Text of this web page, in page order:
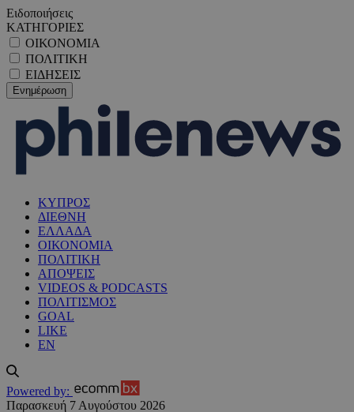
Ειδοποιήσεις
ΚΑΤΗΓΟΡΙΕΣ
ΟΙΚΟΝΟΜΙΑ
ΠΟΛΙΤΙΚΗ
ΕΙΔΗΣΕΙΣ
ΚΥΠΡΟΣ
ΔΙΕΘΝΗ
ΕΛΛΑΔΑ
ΟΙΚΟΝΟΜΙΑ
ΠΟΛΙΤΙΚΗ
ΑΠΟΨΕΙΣ
VIDEOS & PODCASTS
ΠΟΛΙΤΙΣΜΟΣ
GOAL
LIKE
EN
Powered by:
Παρασκευή 7 Αυγούστου 2026